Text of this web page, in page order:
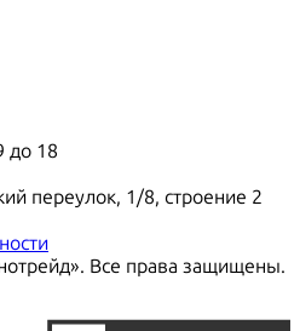
до 18
переулок, 1/8, строение 2
Все права защищены.